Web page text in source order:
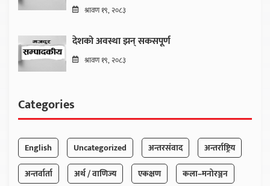
श्रावण १९, २०८३
देशको अवस्था झन् सकसपूर्ण
श्रावण १९, २०८३
Categories
English Uncategorized अन्तरसंवाद
अन्तर्राष्ट्रिय
अन्तर्वार्ता
अर्थ / वाणिज्य एकक्षण
कला–मनोरञ्जन